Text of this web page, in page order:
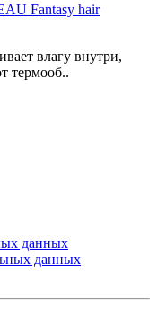
Fantasy hair
влагу внутри,
термооб..
данных
данных